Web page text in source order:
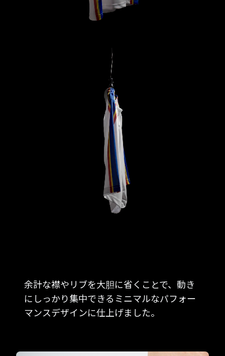
余計な襟やリブを大胆に省くことで、動き
にしっかり集中できるミニマルなパフォー
マンスデザインに仕上げました。